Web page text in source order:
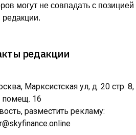
могут не совпадать с позицией
редакции.
редакции
Марксистская ул, д. 20 стр. 8,
помещ. 16
разместить рекламу: